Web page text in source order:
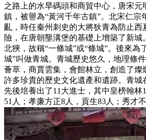
之路上的水旱碼頭和商貿中心，唐宋元
鎮，被譽為“黃河千年古鎮”。北宋仁宗
亂，時任秦州刺史的大將狄青為防止西
險，在唐朝壟溝堡的基礎上增築了新城
北狹，故稱“一條城”或“條城”。後來為
城”叫做青城。青城歷史悠久，地理條
薈萃，商賈雲集，會館林立，創造了燦
許多珍貴的歷史文化遺產和遺跡。青城
先後培養出了11大進士，其中皇榜翰林
51人；孝廉方正8人，貢生83人；秀才不